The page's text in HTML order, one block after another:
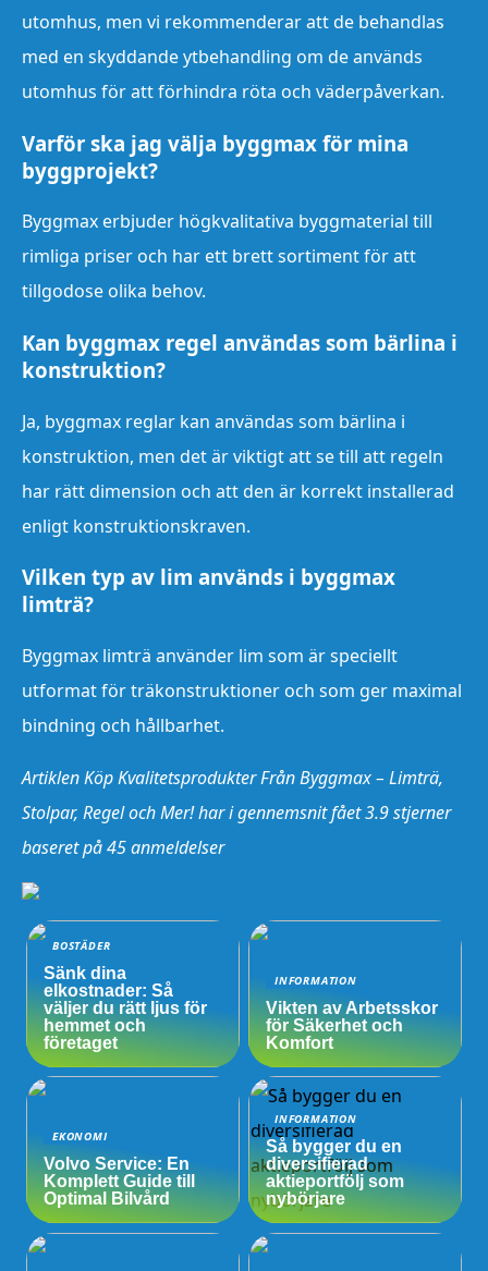
utomhus, men vi rekommenderar att de behandlas
med en skyddande ytbehandling om de används
utomhus för att förhindra röta och väderpåverkan.
Varför ska jag välja byggmax för mina
byggprojekt?
Byggmax erbjuder högkvalitativa byggmaterial till
rimliga priser och har ett brett sortiment för att
tillgodose olika behov.
Kan byggmax regel användas som bärlina i
konstruktion?
Ja, byggmax reglar kan användas som bärlina i
konstruktion, men det är viktigt att se till att regeln
har rätt dimension och att den är korrekt installerad
enligt konstruktionskraven.
Vilken typ av lim används i byggmax
limträ?
Byggmax limträ använder lim som är speciellt
utformat för träkonstruktioner och som ger maximal
bindning och hållbarhet.
Artiklen Köp Kvalitetsprodukter Från Byggmax – Limträ,
Stolpar, Regel och Mer! har i gennemsnit fået3.9stjerner
baseret på45anmeldelser
BOSTÄDER
Sänk dina
elkostnader: Så
väljer du rätt ljus för
hemmet och
företaget
INFORMATION
Vikten av Arbetsskor
för Säkerhet och
Komfort
EKONOMI
Volvo Service: En
Komplett Guide till
Optimal Bilvård
INFORMATION
Så bygger du en
diversifierad
aktieportfölj som
nybörjare